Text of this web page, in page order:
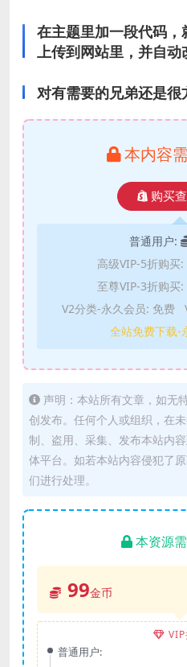
在主题里加一段代码
上传到网站里，并自
对有需要的兄弟还是
本内容
购买
普通用户:
高级VIP-5折购买:
至尊VIP-3折购买:
V2分类-永久会员: 免费
全站免费下载-
声明：本站所有文章，如无
创发布。任何个人或组织，在
制、盗用、采集、发布本站内
体平台。如若本站内容侵犯了
们进行处理。
本资源
99金币
VIP
普通用户: